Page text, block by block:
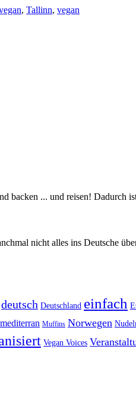
, Tallinn, vegan
backen ... und reisen! Dadurch
nicht alles ins Deutsche
deutsch Deutschland einfach
mediterran Muffins Norwegen
Vegan Voices